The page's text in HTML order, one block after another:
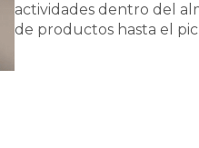
actividades dentro del
de productos hasta el